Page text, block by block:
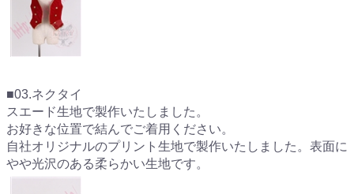
■03.ネクタイ
スエード生地で製作いたしました。
お好きな位置で結んでご着用ください。
自社オリジナルのプリント生地で製作いたしました。表面に
やや光沢のある柔らかい生地です。